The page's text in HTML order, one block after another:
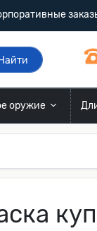
Найти
оружие